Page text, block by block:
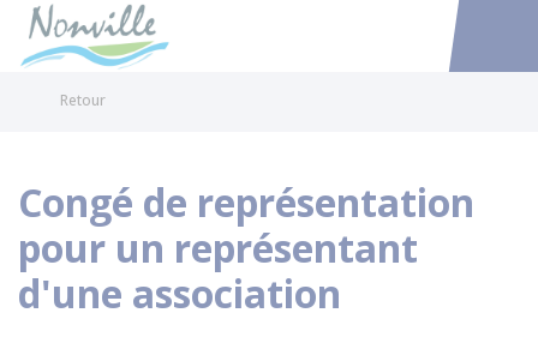
Accéder
Retour
Congé de représentation
pour un représentant
d'une association